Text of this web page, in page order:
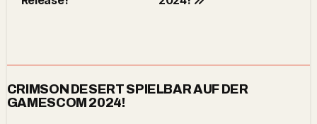
CRIMSON DESERT SPIELBAR AUF DER
GAMESCOM 2024!